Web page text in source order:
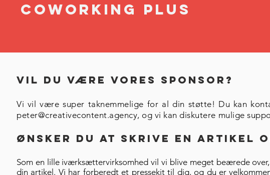
COWORKING PLUS
Vil du være vores sponsor?
Vi vil være super taknemmelige for al din støtte! Du kan
peter@creativecontent.agency, og vi kan diskutere mulige
Ønsker du at skrive en artikel
Som en lille iværksættervirksomhed vil vi blive meget beærede
din artikel. Vi har forberedt et pressekit til dig, og du er